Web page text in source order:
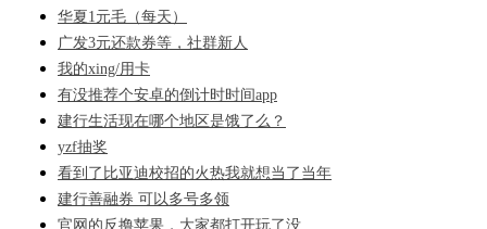
华夏1元毛（每天）
广发3元还款券等，社群新人
我的xing/用卡
有没推荐个安卓的倒计时时间app
建行生活现在哪个地区是饿了么？
yzf抽奖
看到了比亚迪校招的火热我就想当了当年
建行善融券 可以多号多领
官网的反撸苹果，大家都打开玩了没